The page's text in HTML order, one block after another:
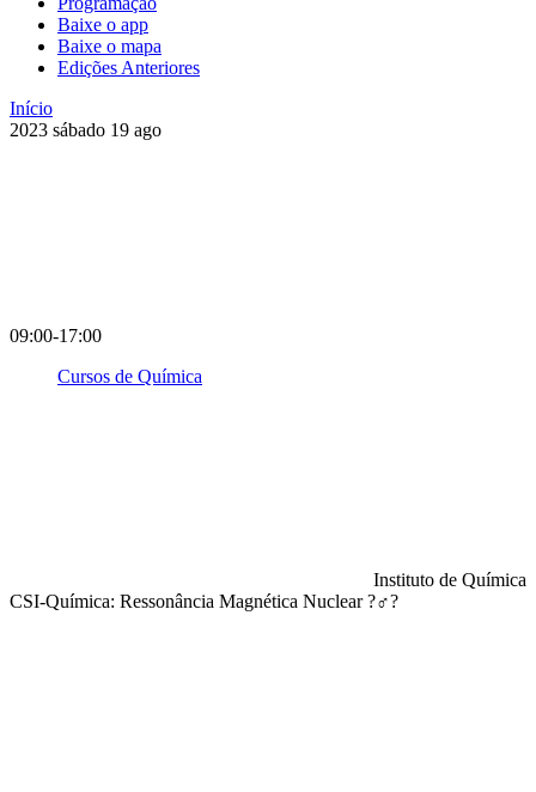
Baixe o app
Baixe o mapa
Edições Anteriores
Início
2023 sábado 19 ago
09:00-17:00
Cursos de Química
Instituto de Química
CSI-Química: Ressonância Magnética Nuclear ?️‍♂️?